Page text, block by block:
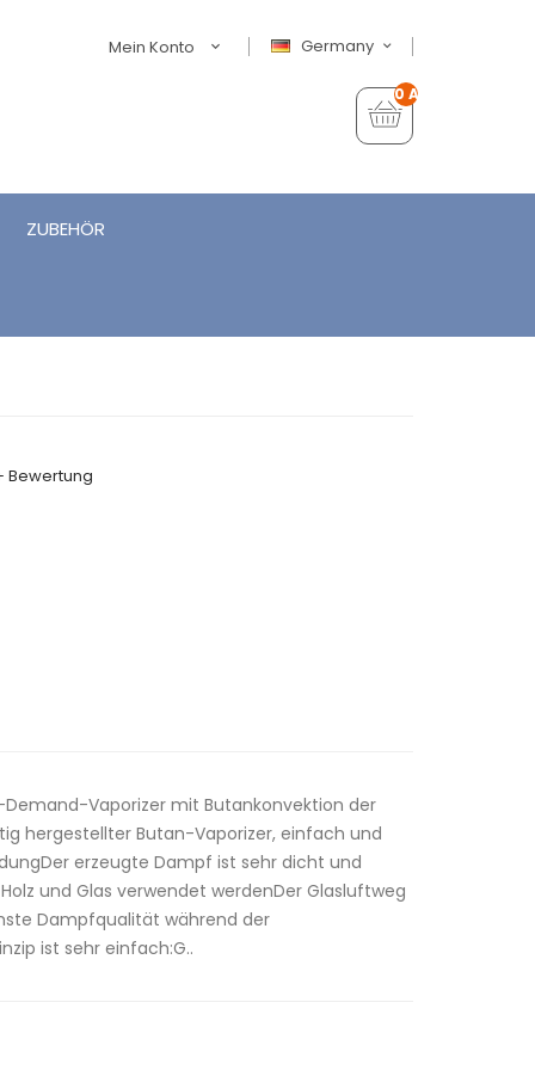
Germany
Mein Konto
0 Artikel - €0,00
ZUBEHÖR
Bewertung
Vaporizer mit Butankonvektion der
hergestellter Butan-Vaporizer, einfach und
erzeugte Dampf ist sehr dicht und
und Glas verwendet werdenDer Glasluftweg
Dampfqualität während der
ist sehr einfach:G..